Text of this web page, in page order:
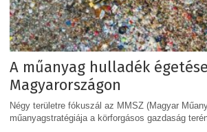
A műanyag hulladék
Magyarországon
Négy területre fókuszál az MMSZ (Magyar
műanyagstratégiája a körforgásos gazdaság